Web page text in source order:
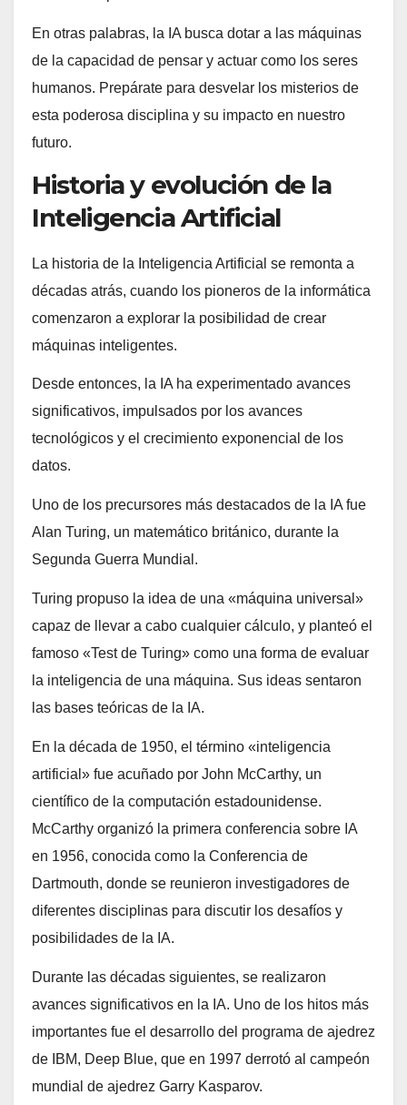
En otras palabras, la IA busca dotar a las máquinas
de la capacidad de pensar y actuar como los seres
humanos. Prepárate para desvelar los misterios de
esta poderosa disciplina y su impacto en nuestro
futuro.
Historia y evolución de la
Inteligencia Artificial
La historia de la Inteligencia Artificial se remonta a
décadas atrás, cuando los pioneros de la informática
comenzaron a explorar la posibilidad de crear
máquinas inteligentes.
Desde entonces, la IA ha experimentado avances
significativos, impulsados por los avances
tecnológicos y el crecimiento exponencial de los
datos.
Uno de los precursores más destacados de la IA fue
Alan Turing, un matemático británico, durante la
Segunda Guerra Mundial.
Turing propuso la idea de una «máquina universal»
capaz de llevar a cabo cualquier cálculo, y planteó el
famoso «Test de Turing» como una forma de evaluar
la inteligencia de una máquina. Sus ideas sentaron
las bases teóricas de la IA.
En la década de 1950, el término «inteligencia
artificial» fue acuñado por John McCarthy, un
científico de la computación estadounidense.
McCarthy organizó la primera conferencia sobre IA
en 1956, conocida como la Conferencia de
Dartmouth, donde se reunieron investigadores de
diferentes disciplinas para discutir los desafíos y
posibilidades de la IA.
Durante las décadas siguientes, se realizaron
avances significativos en la IA. Uno de los hitos más
importantes fue el desarrollo del programa de ajedrez
de IBM, Deep Blue, que en 1997 derrotó al campeón
mundial de ajedrez Garry Kasparov.